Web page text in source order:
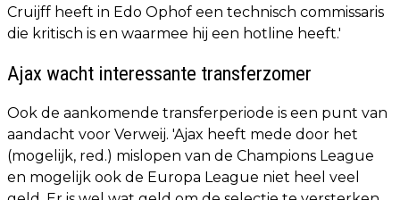
Cruijff heeft in Edo Ophof een technisch commissaris
die kritisch is en waarmee hij een hotline heeft.'
Ajax wacht interessante transferzomer
Ook de aankomende transferperiode is een punt van
aandacht voor Verweij. 'Ajax heeft mede door het
(mogelijk, red.) mislopen van de Champions League
en mogelijk ook de Europa League niet heel veel